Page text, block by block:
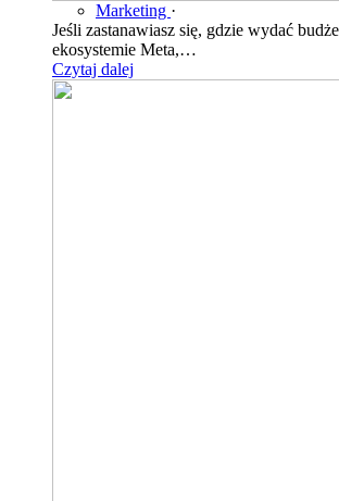
Marketing ·
Jeśli zastanawiasz się, gdzie wydać
ekosystemie Meta,…
Czytaj dalej